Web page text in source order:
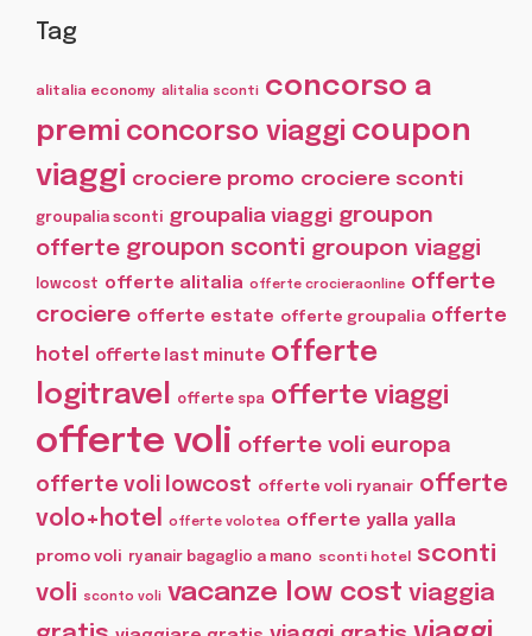
Tag
alitalia economy alitalia sconti concorso a
premi concorso viaggi coupon
viaggi crociere promo crociere sconti
groupalia sconti groupalia viaggi groupon
offerte groupon sconti groupon viaggi
lowcost offerte alitalia offerte crocieraonline offerte
crociere offerte estate offerte groupalia offerte
hotel
offerte last minute offerte
logitravel
offerte spa offerte viaggi
offerte voli offerte voli europa
offerte voli lowcost offerte voli ryanair offerte
volo+hotel
offerte volotea offerte yalla yalla
promo voli ryanair bagaglio a mano sconti hotel
sconti
voli
sconto voli vacanze low cost viaggia